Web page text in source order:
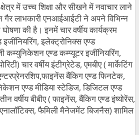
में उच्च शिक्षा और सीखने में नवाचार लाने
गैर लाभकारी एनआईआईटी ने अपने विभिन्न
की है। इनमें चार वर्षीय कार्यक्रम
इलेक्ट्रोनिक्स एण्ड
कम्युनिकेशन एण्ड कम्प्यूटर इजींनियरिंग,
चार वर्षीय इंटीग्रेटेड, एमबीए ( मार्केटिंग
बैंकिग एण्ड फिनटेक,
एण्ड मीडिया स्टेडिज, डिजिटल एण्ड
वर्षीय बीबीए ( फाइनेंस, बैंकिग एण्ड इंष्योरेंस,
फैमिली मैनेजमेंट बिजनैस) शामिल